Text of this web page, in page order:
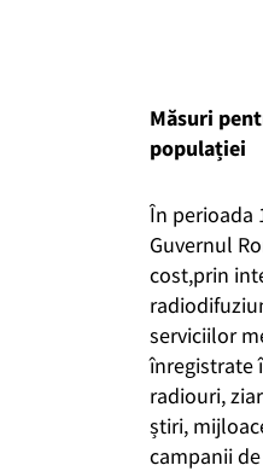
Măsuri
populației
În perioada
Guvernul
cost,prin
serviciilor
înregistrate
radiouri,
știri,
campanii